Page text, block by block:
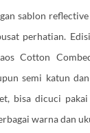
sablon
perhatian.
Cotton
semi katun
bisa dicuci
warna dan